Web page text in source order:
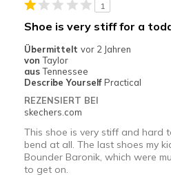
Casual Wear
Width
Sizing
Feels true to
View On Shoes
1
Shoe is very stiff for a
Übermittelt vor 2 Jahren
von Taylor
aus Tennessee
Describe Yourself Practical
REZENSIERT BEI
skechers.com
This shoe is very stiff and hard
bend at all. The last shoes my
Bounder Baronik, which were
to get on.